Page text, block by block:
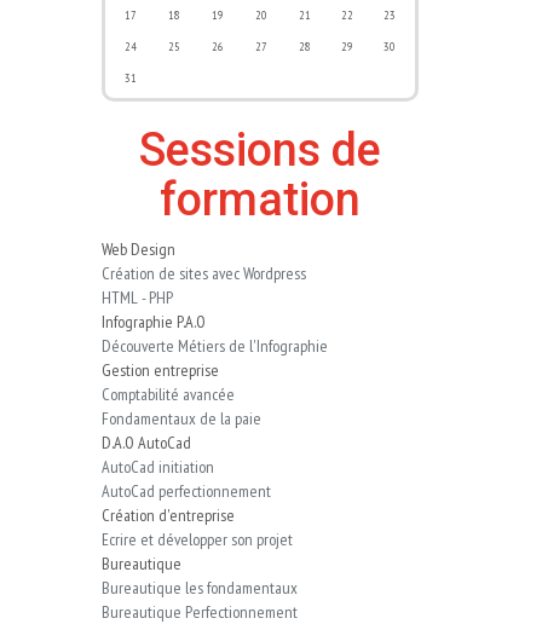
17
18 19 20 21 22
23
24
25 26 27 28 29
30
31
Sessions de
formation
Web Design
Création de sites avec Wordpress
HTML - PHP
Infographie P.A.O
Découverte Métiers de l'Infographie
Gestion entreprise
Comptabilité avancée
Fondamentaux de la paie
D.A.O AutoCad
AutoCad initiation
AutoCad perfectionnement
Création d'entreprise
Ecrire et développer son projet
Bureautique
Bureautique les fondamentaux
Bureautique Perfectionnement